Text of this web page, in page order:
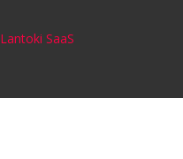
Lantoki SaaS